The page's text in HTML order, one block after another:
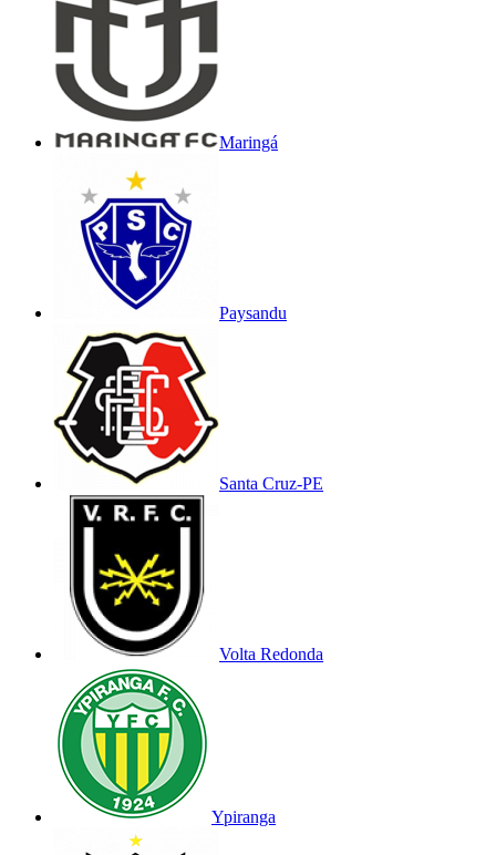
Maringá
Paysandu
Santa Cruz-PE
Volta Redonda
Ypiranga